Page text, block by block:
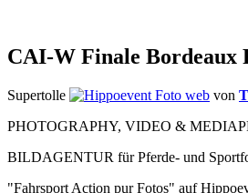
CAI-W Finale Bordeaux
Supertolle von
PHOTOGRAPHY, VIDEO &
BILDAGENTUR für Pferde- und
"Fahrsport Action pur Fotos" auf